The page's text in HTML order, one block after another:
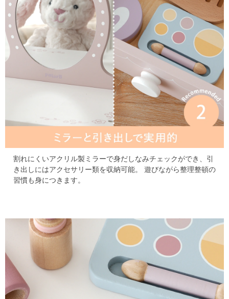
割れにくいアクリル製ミラーで身だしなみチェックができ、引
き出しにはアクセサリー類を収納可能。
遊びながら整理整頓の
習慣も身につきます。